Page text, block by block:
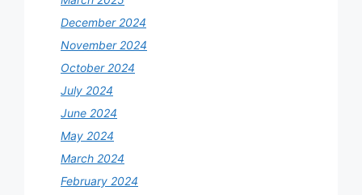
December 2024
November 2024
October 2024
July 2024
June 2024
May 2024
March 2024
February 2024